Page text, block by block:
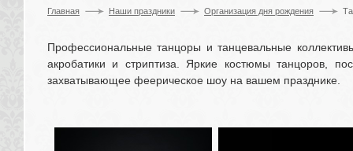
Главная Наши праздники Организация дня рождения
Профессиональные танцоры и танцевальные
акробатики и стриптиза. Яркие костюмы танцоров,
захватывающее феерическое шоу на вашем празднике.